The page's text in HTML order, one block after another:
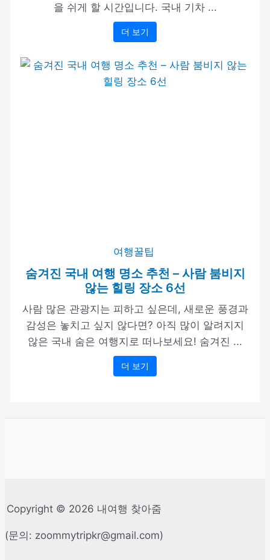
을 쉬게 할 시간입니다. 국내 기차 ...
더 보기
여행꿀팁
숨겨진 국내 여행 명소 추천 – 사람 붐비지
않는 힐링 장소 6선
사람 많은 관광지는 피하고 싶은데, 새로운 풍경과
감성은 놓치고 싶지 않다면? 아직 많이 알려지지
않은 국내 숨은 여행지로 떠나보세요! 숨겨진 ...
더 보기
Copyright © 2026 내여행 찾아줌
(문의: zoommytripkr@gmail.com)